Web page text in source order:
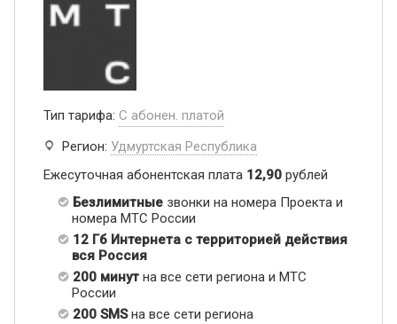
Тип тарифа: С абонен. платой
Регион: Удмуртская Республика
Ежесуточная абонентская плата 12,90 рублей
Безлимитные звонки на номера Проекта и
номера МТС России
12 Гб Интернета с территорией действия
вся Россия
200 минут на все сети региона и МТС
России
200 SMSна все сети региона